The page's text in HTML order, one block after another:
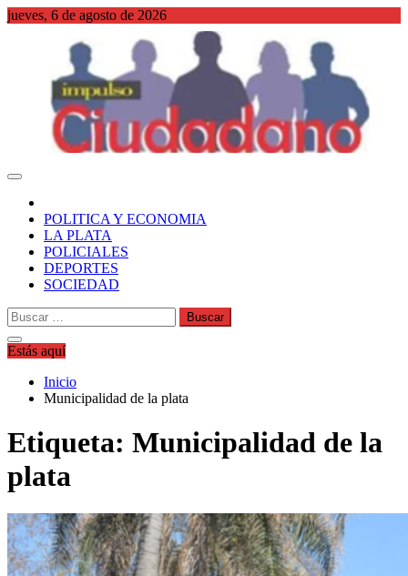
Saltar
jueves, 6 de agosto de 2026
POLITICA Y ECONOMIA
LA PLATA
POLICIALES
DEPORTES
SOCIEDAD
Buscar:
Estás aquí
Inicio
Municipalidad de la plata
Etiqueta: Municipalidad de la
plata